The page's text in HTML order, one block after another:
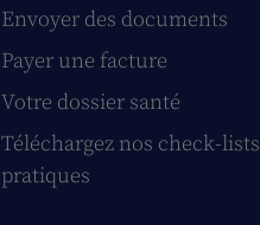
Envoyer des documents
Payer une facture
Votre dossier santé
Téléchargez nos check-lists
pratiques